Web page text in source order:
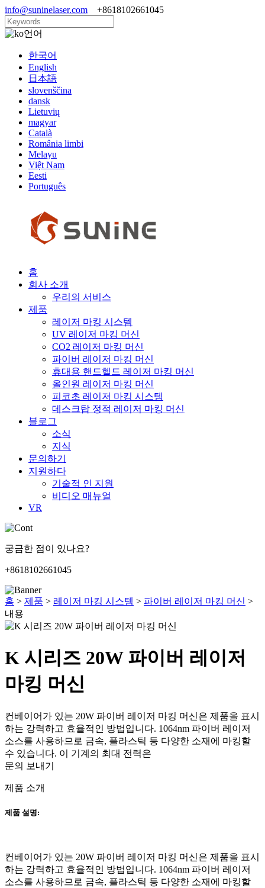
info@suninelaser.com +8618102661045
언어
한국어
English
日本語
slovenščina
dansk
Lietuvių
magyar
Català
România limbi
Melayu
Việt Nam
Eesti
Português
홈
회사 소개
우리의 서비스
제품
레이저 마킹 시스템
UV 레이저 마킹 머신
CO2 레이저 마킹 머신
파이버 레이저 마킹 머신
휴대용 핸드헬드 레이저 마킹 머신
올인원 레이저 마킹 머신
피코초 레이저 마킹 시스템
데스크탑 정적 레이저 마킹 머신
블로그
소식
지식
문의하기
지원하다
기술적 인 지원
비디오 매뉴얼
VR
궁금한 점이 있나요?
+8618102661045
홈 > 제품 > 레이저 마킹 시스템 > 파이버 레이저 마킹 머신 >
내용
K 시리즈 20W 파이버 레이저
마킹 머신
컨베이어가 있는 20W 파이버 레이저 마킹 머신은 제품을 표시
하는 강력하고 효율적인 방법입니다. 1064nm 파이버 레이저
소스를 사용하므로 금속, 플라스틱 등 다양한 소재에 마킹할
수 있습니다. 이 기계의 최대 전력은
문의 보내기
제품 소개
제품 설명:
컨베이어가 있는 20W 파이버 레이저 마킹 머신은 제품을 표시
하는 강력하고 효율적인 방법입니다. 1064nm 파이버 레이저
소스를 사용하므로 금속, 플라스틱 등 다양한 소재에 마킹할